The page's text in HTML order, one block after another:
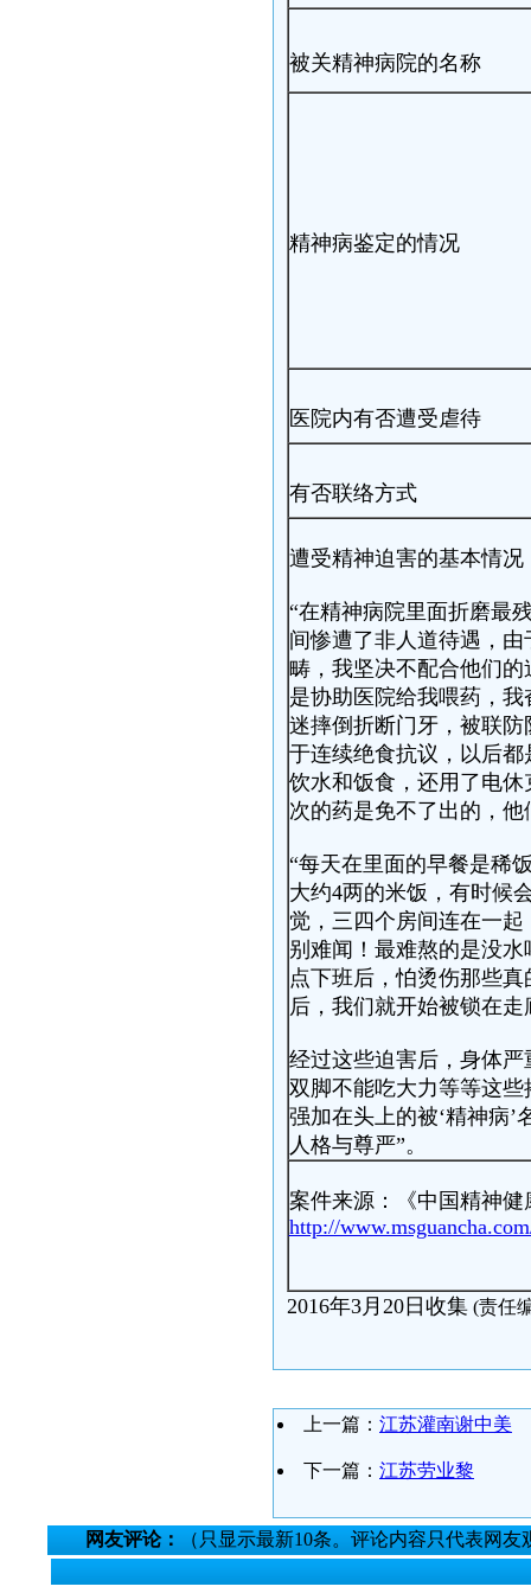
被关精神病院的名称
精神病鉴定的情况
医院内有否遭受虐待
有否联络方式
遭受精神迫害的基本情况
“在精神病院里面折磨最
间惨遭了非人道待遇，
畴，我坚决不配合他们
是协助医院给我喂药，
迷摔倒折断门牙，被联
于连续绝食抗议，以后
饮水和饭食，还用了电
次的药是免不了出的，
“每天在里面的早餐是稀
大约4两的米饭，有时候
觉，三四个房间连在一
别难闻！最难熬的是没
点下班后，怕烫伤那些
后，我们就开始被锁在
经过这些迫害后，身体
双脚不能吃大力等等这
强加在头上的被‘精神病
人格与尊严”。
案件来源：《中国精神健
http://
2016年3月20日收集(责任
上一篇： 江苏灌南谢中美
下一篇： 江苏劳业黎
网友评论： （只显示最新10条。评论内容只代表网